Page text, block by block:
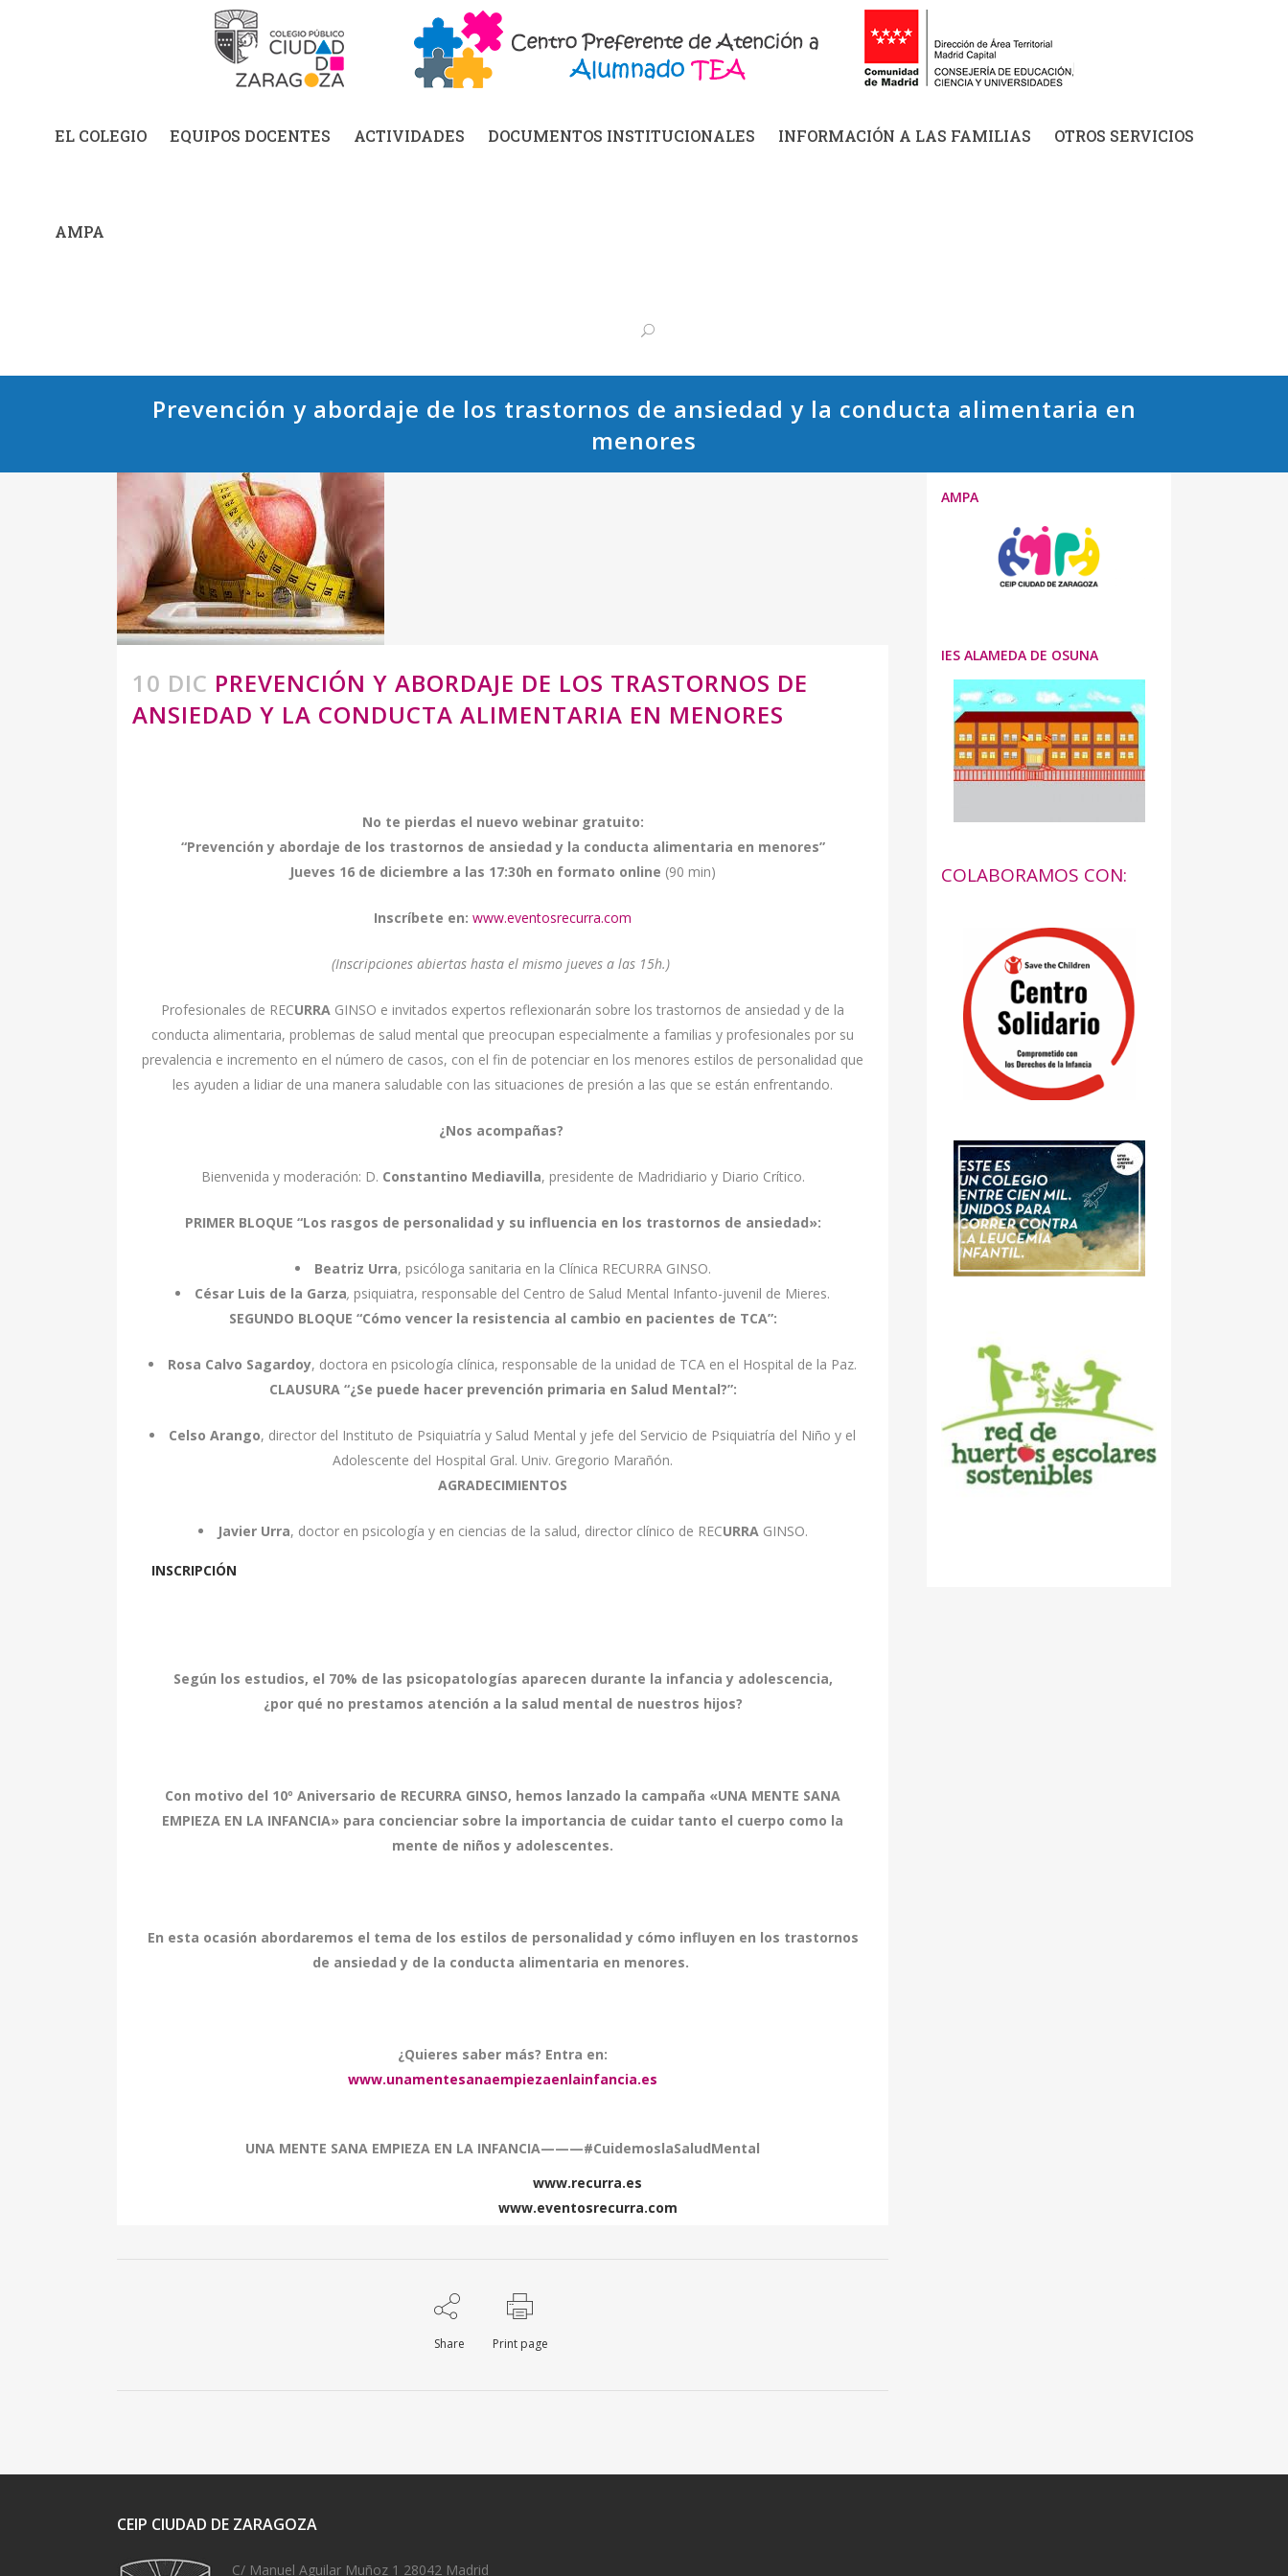
EL COLEGIO EQUIPOS DOCENTES ACTIVIDADES DOCUMENTOS INSTITUCIONALES INFORMACIÓN A LAS FAMILIAS OTROS SERVICIOS
AMPA
Prevención y abordaje de los trastornos de ansiedad y la conducta alimentaria en
menores
10 DIC PREVENCIÓN Y ABORDAJE DE LOS TRASTORNOS DE
ANSIEDAD Y LA CONDUCTA ALIMENTARIA EN MENORES
No te pierdas el nuevo webinar gratuito:
“Prevención y abordaje de los trastornos de ansiedad y la conducta alimentaria en menores”
Jueves 16 de diciembre a las 17:30h en formato online (90 min)
Inscríbete en: www.eventosrecurra.com
(Inscripciones abiertas hasta el mismo jueves a las 15h.)
Profesionales de RECURRA GINSO e invitados expertos reflexionarán sobre los trastornos de ansiedad y de la
conducta alimentaria, problemas de salud mental que preocupan especialmente a familias y profesionales por su
prevalencia e incremento en el número de casos, con el fin de potenciar en los menores estilos de personalidad que
les ayuden a lidiar de una manera saludable con las situaciones de presión a las que se están enfrentando.
¿Nos acompañas?
Bienvenida y moderación: D. Constantino Mediavilla, presidente de Madridiario y Diario Crítico.
PRIMER BLOQUE “Los rasgos de personalidad y su influencia en los trastornos de ansiedad»:
Beatriz Urra, psicóloga sanitaria en la Clínica RECURRA GINSO.
César Luis de la Garza, psiquiatra, responsable del Centro de Salud Mental Infanto-juvenil de Mieres.
SEGUNDO BLOQUE “Cómo vencer la resistencia al cambio en pacientes de TCA”:
Rosa Calvo Sagardoy, doctora en psicología clínica, responsable de la unidad de TCA en el Hospital de la Paz.
CLAUSURA “¿Se puede hacer prevención primaria en Salud Mental?”:
Celso Arango, director del Instituto de Psiquiatría y Salud Mental y jefe del Servicio de Psiquiatría del Niño y el
Adolescente del Hospital Gral. Univ. Gregorio Marañón.
AGRADECIMIENTOS
Javier Urra, doctor en psicología y en ciencias de la salud, director clínico de RECURRAGINSO.
INSCRIPCIÓN
Según los estudios, el 70% de las psicopatologías aparecen durante la infancia y adolescencia,
¿por qué no prestamos atención a la salud mental de nuestros hijos?
Con motivo del 10º Aniversario de RECURRA GINSO, hemos lanzado la campaña «UNA MENTE SANA
EMPIEZA EN LA INFANCIA» para concienciar sobre la importancia de cuidar tanto el cuerpo como la
mente de niños y adolescentes.
En esta ocasión abordaremos el tema de los estilos de personalidad y cómo influyen en los trastornos
de ansiedad y de la conducta alimentaria en menores.
¿Quieres saber más? Entra en:
www.unamentesanaempiezaenlainfancia.es
UNA MENTE SANA EMPIEZA EN LA INFANCIA———#CuidemoslaSaludMental
www.recurra.es
www.eventosrecurra.com
Share Print page
AMPA
IES ALAMEDA DE OSUNA
COLABORAMOS CON:
CEIP CIUDAD DE ZARAGOZA
C/ Manuel Aguilar Muñoz 1 28042 Madrid